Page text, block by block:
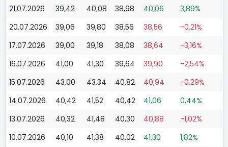
21.07.2026
39,42 40,08 38,98 40,06
3,89%
20.07.2026
39,06 39,80 38,56 38,56
-0,21%
17.07.2026
39,00 39,18 38,08 38,64
-3,16%
16.07.2026
41,00 41,30 39,64 39,90
-2,54%
15.07.2026
43,00 43,34 40,82 40,94
-0,29%
14.07.2026
40,42 41,52 40,42 41,06
0,44%
13.07.2026
40,32 41,48 40,30 40,88
-1,02%
10.07.2026
40,10 41,38 40,02 41,30
1,82%